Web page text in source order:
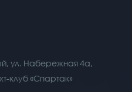
ул. Набережная 4а,
клуб «Спартак»